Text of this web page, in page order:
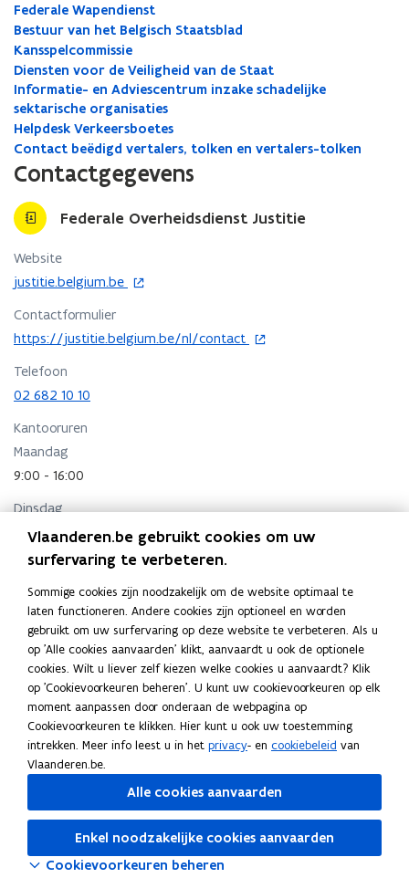
Federale Wapendienst
Bestuur van het Belgisch Staatsblad
Kansspelcommissie
Diensten voor de Veiligheid van de Staat
Informatie- en Adviescentrum inzake schadelijke
sektarische organisaties
Helpdesk Verkeersboetes
Contact beëdigd vertalers, tolken en vertalers-tolken
Contactgegevens
Federale Overheidsdienst Justitie
Website
justitie.belgium.be
o
e
n
n
i
e
u
v
Contactformulier
https://justitie.belgium.be/nl/contact
o
e
n
i
n
n
e
Telefoon
02 682 10 10
Kantooruren
Maandag
9:00 - 16:00
Dinsdag
9:00 - 16:00
Woensdag
9:00 - 16:00
Donderdag
9:00 - 16:00
Vrijdag
9:00 - 16:00
Adres
Federale Overheidsdienst Justitie
Waterloolaan 115, 1000 Brussel, België
Routeplanner
Vlaanderen.be gebruikt cookies om uw
surfervaring te verbeteren.
Sommige cookies zijn noodzakelijk om de website optimaal te
laten functioneren. Andere cookies zijn optioneel en worden
gebruikt om uw surfervaring op deze website te verbeteren. Als u
op 'Alle cookies aanvaarden' klikt, aanvaardt u ook de optionele
cookies. Wilt u liever zelf kiezen welke cookies u aanvaardt? Klik
op 'Cookievoorkeuren beheren'. U kunt uw cookievoorkeuren op elk
moment aanpassen door onderaan de webpagina op
Cookievoorkeuren te klikken. Hier kunt u ook uw toestemming
intrekken. Meer info leest u in het privacy- en cookiebeleid van
Vlaanderen.be.
Alle cookies aanvaarden
Enkel noodzakelijke cookies aanvaarden
Cookievoorkeuren beheren